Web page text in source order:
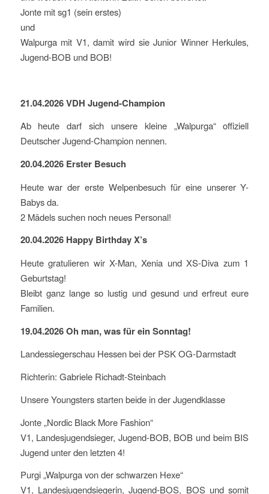
Jonte mit sg1 (sein erstes)
und
Walpurga mit V1, damit wird sie Junior Winner Herkules,
Jugend-BOB und BOB!
21.04.2026 VDH Jugend-Champion
Ab heute darf sich unsere kleine „Walpurga“ offiziell
Deutscher Jugend-Champion nennen.
20.04.2026 Erster Besuch
Heute war der erste Welpenbesuch für eine unserer Y-
Babys da.
2 Mädels suchen noch neues Personal!
20.04.2026 Happy Birthday X’s
Heute gratulieren wir X-Man, Xenia und XS-Diva zum 1
Geburtstag!
Bleibt ganz lange so lustig und gesund und erfreut eure
Familien.
19.04.2026 Oh man, was für ein Sonntag!
Landessiegerschau Hessen bei der PSK OG-Darmstadt
Richterin: Gabriele Richadt-Steinbach
Unsere Youngsters starten beide in der Jugendklasse
Jonte „Nordic Black More Fashion“
V1, Landesjugendsieger, Jugend-BOB, BOB und beim BIS
Jugend unter den letzten 4!
Purgi „Walpurga von der schwarzen Hexe“
V1, Landesjugendsiegerin, Jugend-BOS, BOS und somit